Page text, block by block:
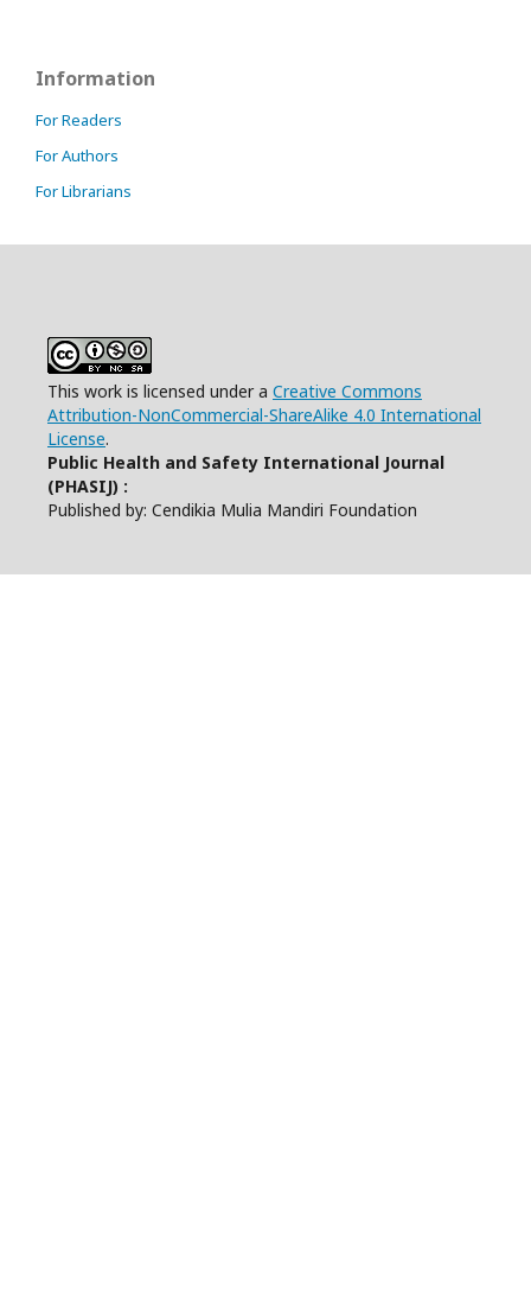
Information
For Readers
For Authors
For Librarians
This work is licensed under a Creative Commons
Attribution-NonCommercial-ShareAlike 4.0 International
License.
Public Health and Safety International Journal
(PHASIJ) :
Published by: Cendikia Mulia Mandiri Foundation